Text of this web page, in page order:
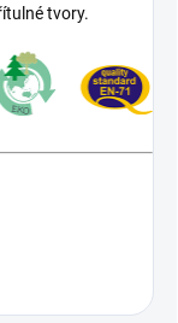
tvory.